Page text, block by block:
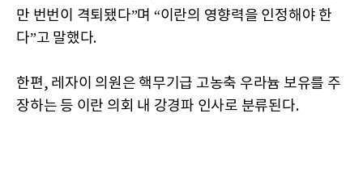
만 번번이 격퇴됐다”며 “이란의 영향력을 인정해야 한
다”고 말했다.
한편, 레자이 의원은 핵무기급 고농축 우라늄 보유를 주
장하는 등 이란 의회 내 강경파 인사로 분류된다.